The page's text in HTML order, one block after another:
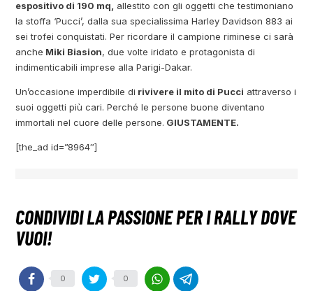
espositivo di 190 mq,
allestito con gli oggetti che testimoniano
la stoffa ‘Pucci’, dalla sua specialissima Harley Davidson 883 ai
sei trofei conquistati. Per ricordare il campione riminese ci sarà
anche Miki Biasion, due volte iridato e protagonista di
indimenticabili imprese alla Parigi-Dakar.
Un’occasione imperdibile di rivivere il mito di Pucci attraverso i
suoi oggetti più cari. Perché le persone buone diventano
immortali nel cuore delle persone. GIUSTAMENTE.
[the_ad id=”8964″]
0 0